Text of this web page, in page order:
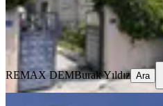
REMAX DEMBurak Yıldız
Ara
REMAX DEMBurak Yıldız Ara